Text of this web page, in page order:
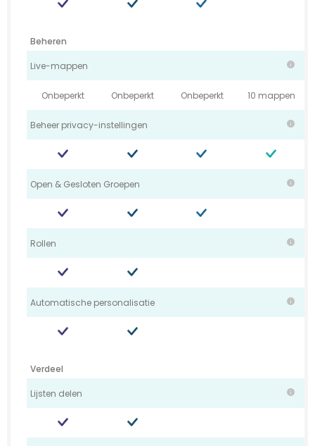
Beheren
Live-mappen
Onbeperkt Onbeperkt Onbeperkt 10 mappen
Beheer privacy-instellingen
Open & Gesloten Groepen
Rollen
Automatische personalisatie
Verdeel
Lijsten delen